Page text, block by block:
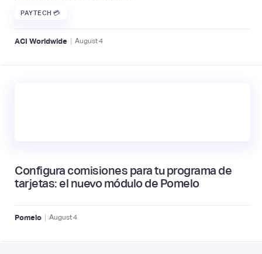
PAYTECH 💳
ACI Worldwide | August4
Configura comisiones para tu programa de
tarjetas: el nuevo módulo de Pomelo
Pomelo | August4